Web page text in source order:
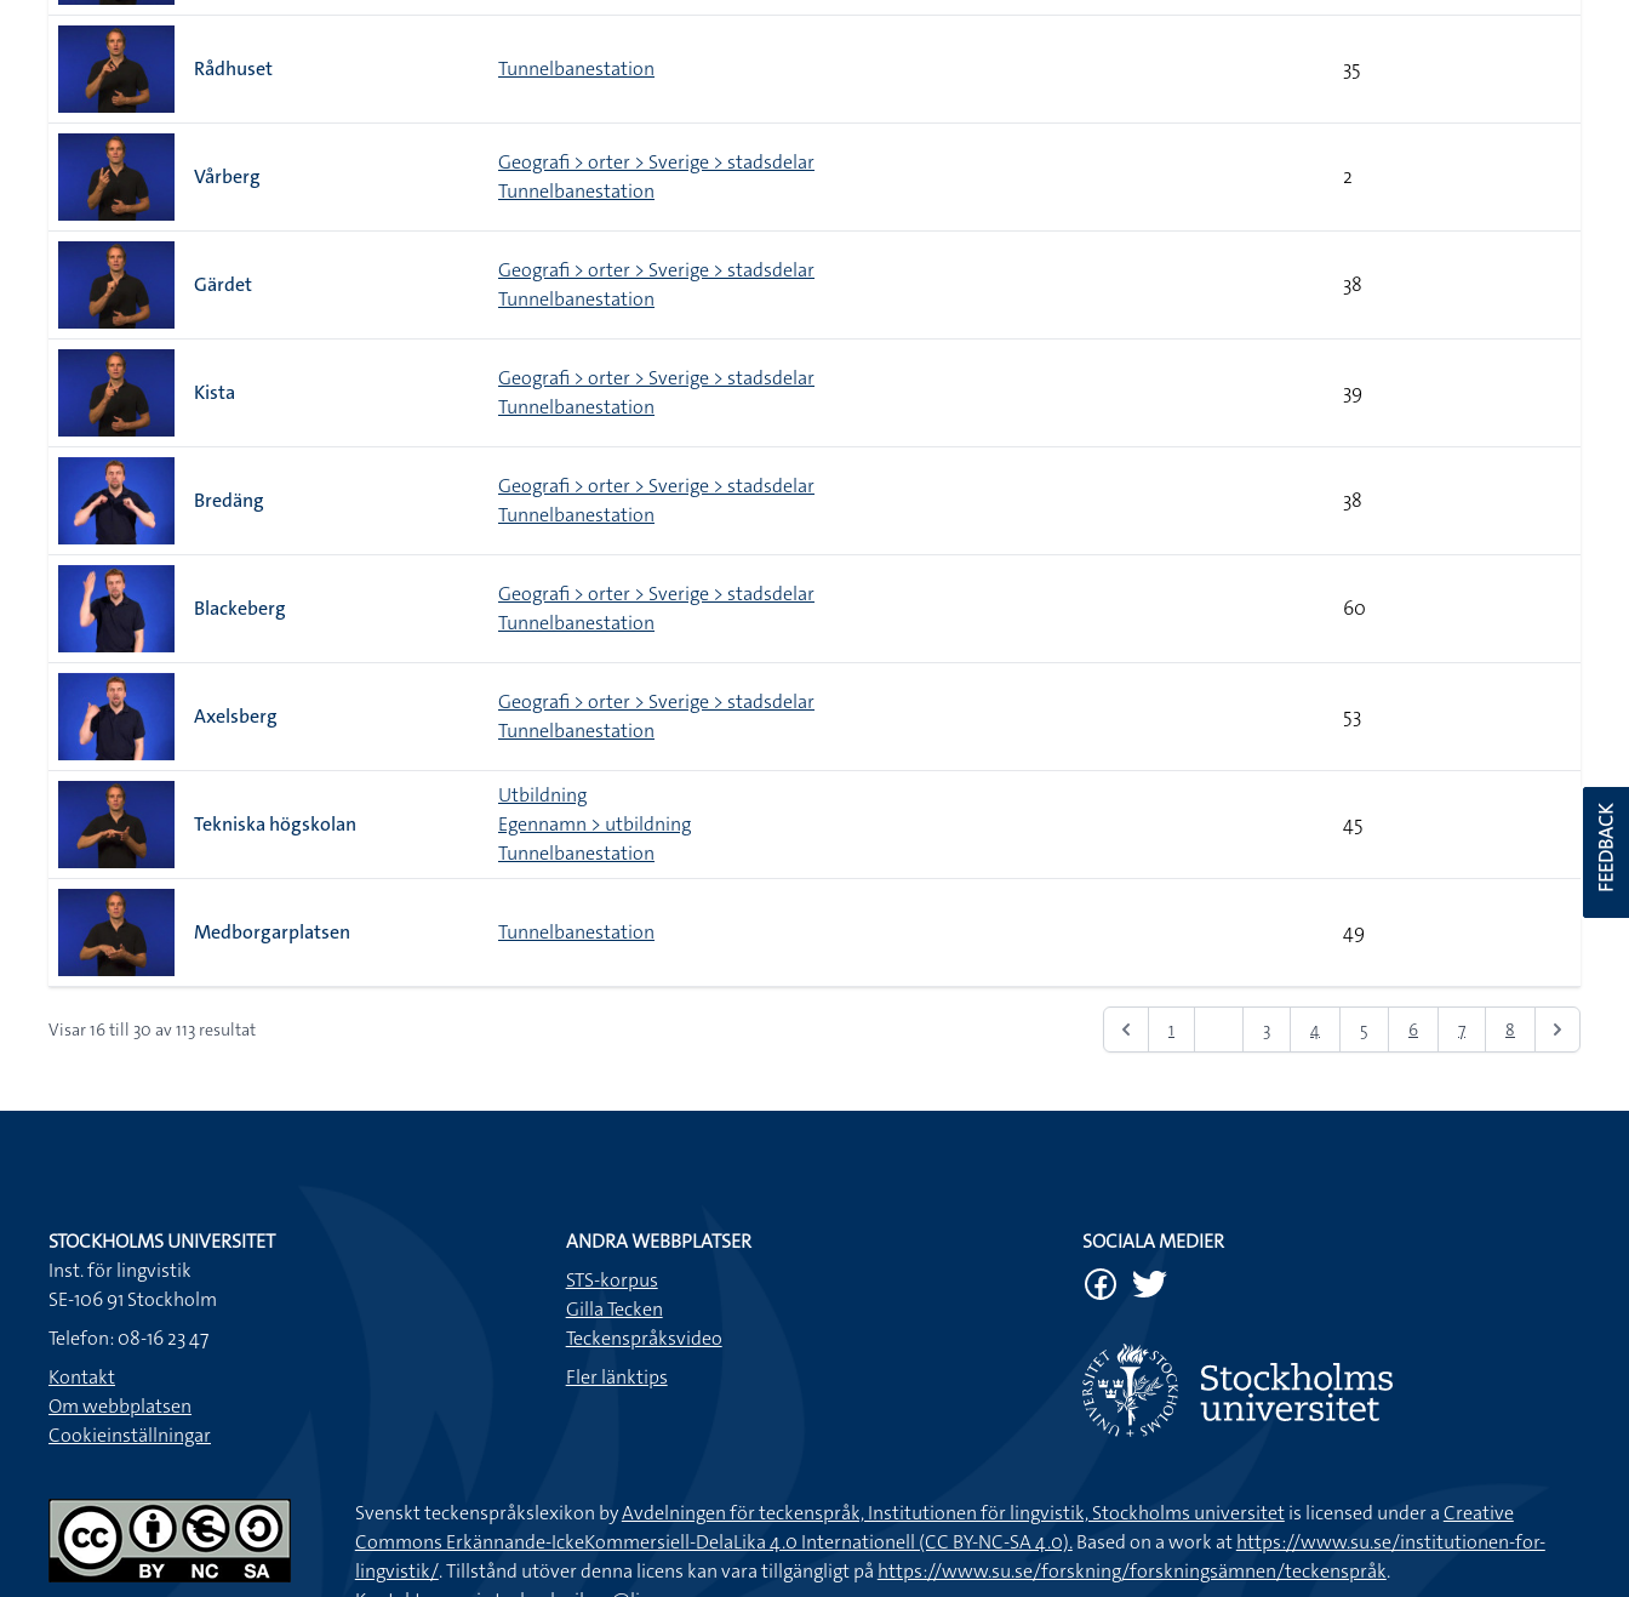
Rådhuset Tunnelbanestation 35
Vårberg
Geografi > orter > Sverige > stadsdelar
Tunnelbanestation
2
Gärdet
Geografi > orter > Sverige > stadsdelar
Tunnelbanestation
38
Kista
Geografi > orter > Sverige > stadsdelar
Tunnelbanestation
39
Bredäng
Geografi > orter > Sverige > stadsdelar
Tunnelbanestation
38
Blackeberg
Geografi > orter > Sverige > stadsdelar
Tunnelbanestation
60
Axelsberg
Geografi > orter > Sverige > stadsdelar
Tunnelbanestation
53
Tekniska högskolan
Utbildning
Egennamn > utbildning
Tunnelbanestation
45
Medborgarplatsen Tunnelbanestation 49
Visar16till 30 av113 resultat 1 3 4 5 6 7 8
FEEDBACK
STOCKHOLMS UNIVERSITET
Inst. för lingvistik
SE-106 91 Stockholm
Telefon: 08-16 23 47
Kontakt
Om webbplatsen
Cookieinställningar
ANDRA WEBBPLATSER
STS-korpus
Gilla Tecken
Teckenspråksvideo
Fler länktips
SOCIALA MEDIER
Svenskt teckenspråkslexikon byAvdelningen för teckenspråk, Institutionen för lingvistik, Stockholms universitetis licensed under aCreative
Commons Erkännande-IckeKommersiell-DelaLika 4.0 Internationell (CC BY-NC-SA 4.0).Based on a work athttps://www.su.se/institutionen-for-
lingvistik/. Tillstånd utöver denna licens kan vara tillgängligt på https://www.su.se/forskning/forskningsämnen/teckenspråk.